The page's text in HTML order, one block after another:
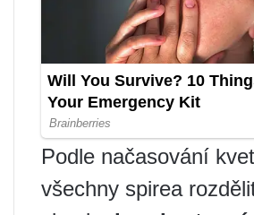
Podle načasování
všechny spirea